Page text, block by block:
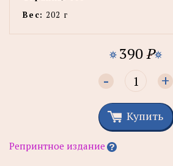
Вес: 202 г
390P
- +
Купить
Репринтное издание